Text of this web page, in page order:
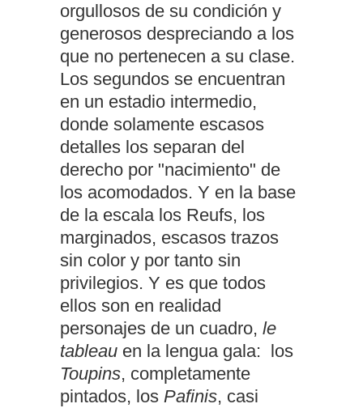
orgullosos de su condición y
generosos despreciando a los
que no pertenecen a su clase.
Los segundos se encuentran
en un estadio intermedio,
donde solamente escasos
detalles los separan del
derecho por "nacimiento" de
los acomodados. Y en la base
de la escala los Reufs, los
marginados, escasos trazos
sin color y por tanto sin
privilegios. Y es que todos
ellos son en realidad
personajes de un cuadro, le
tableau en la lengua gala: los
Toupins, completamente
pintados, los Pafinis, casi